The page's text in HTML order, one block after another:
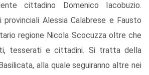
cittadino Domenico Iacobuzio.
provinciali Alessia Calabrese e Fausto
regione Nicola Scocuzza oltre che
tesserati e cittadini. Si tratta della
alla quale seguiranno altre nei